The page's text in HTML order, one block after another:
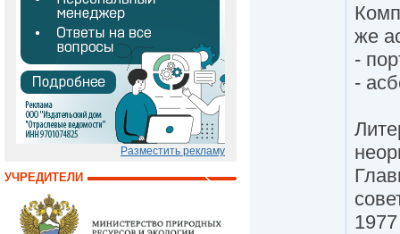
Разместить рекламу
УЧРЕДИТЕЛИ
же
-
-
1977